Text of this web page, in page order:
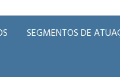
SEGMENTOS DE